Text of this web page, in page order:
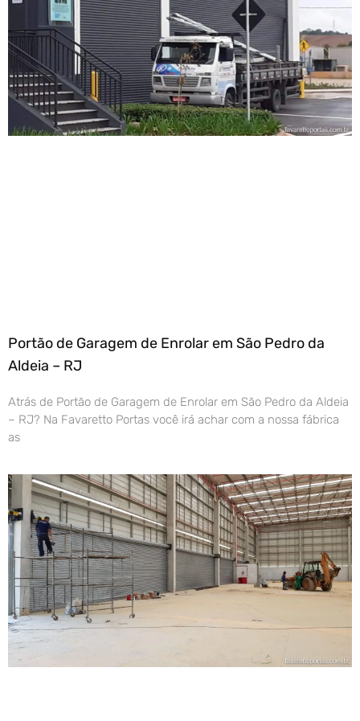
Portão de Garagem de Enrolar em São Pedro da
Aldeia – RJ
Atrás de Portão de Garagem de Enrolar em São Pedro da Aldeia
– RJ? Na Favaretto Portas você irá achar com a nossa fábrica
as